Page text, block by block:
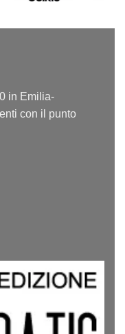
in Emilia-
con il punto